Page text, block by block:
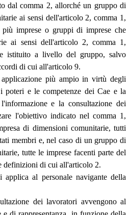
dal comma 2, allorché un gruppo di
ai sensi dell'articolo 2, comma 1,
imprese o gruppi di imprese che
ai sensi dell'articolo 2, comma 1,
istituito a livello del gruppo, salvo
di cui all'articolo 9.
più ampio in virtù degli
e le competenze dei Cae e la
e la consultazione dei
l'obiettivo indicato nel comma 1,
di dimensioni comunitarie, tutti
membri e, nel caso di un gruppo di
tutte le imprese facenti parte del
definizioni di cui all'articolo 2.
al personale navigante della
dei lavoratori avvengono al